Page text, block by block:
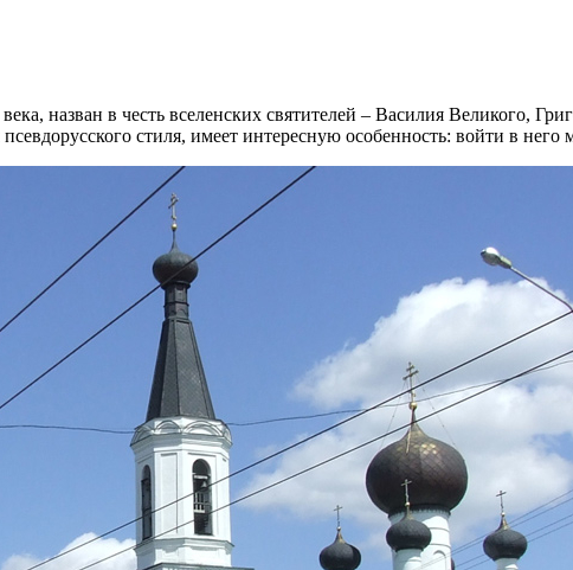
назван в честь вселенских святителей – Василия Великого,
стиля, имеет интересную особенность: войти в него